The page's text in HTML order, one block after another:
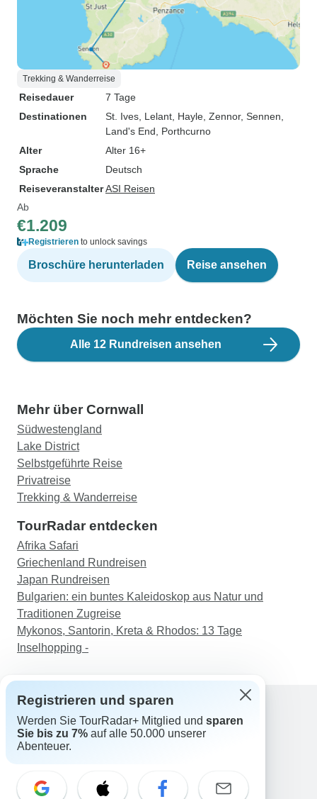
Trekking & Wanderreise
Reisedauer
7 Tage
Destinationen
St. Ives , Lelant , Hayle , Zennor, Sennen
Land's End , Porthcurno
Alter
Alter 16+
Sprache
Deutsch
ReiseveranstalterASI Reisen
Ab
€1.209
Registrieren to unlock savings
Broschüre herunterladen Reise ansehen
Möchten Sie noch mehr entdecken?
Alle 12 Rundreisen ansehen
Mehr über Cornwall
Südwestengland
Lake District
Selbstgeführte Reise
Privatreise
Trekking & Wanderreise
TourRadar entdecken
Afrika Safari
Griechenland Rundreisen
Japan Rundreisen
Bulgarien: ein buntes Kaleidoskop aus Natur und
Traditionen Zugreise
Mykonos, Santorin, Kreta & Rhodos: 13 Tage
Inselhopping -
Support
Kontakt
Schweiz +41 225 183 195
Registrieren und sparen
Werden Sie TourRadar+ Mitglied und sparen
Sie bis zu 7% auf alle 50.000 unserer
Abenteuer.